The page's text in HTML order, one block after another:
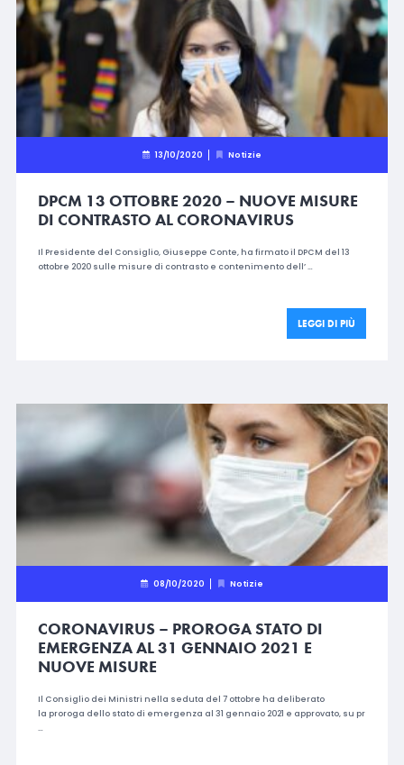
13/10/2020 Notizie
DPCM 13 OTTOBRE 2020 – NUOVE MISURE
DI CONTRASTO AL CORONAVIRUS
Il Presidente del Consiglio, Giuseppe Conte, ha firmato il DPCM del 13
ottobre 2020 sulle misure di contrasto e contenimento dell’ …
LEGGI DI PIÙ
08/10/2020 Notizie
CORONAVIRUS – PROROGA STATO DI
EMERGENZA AL 31 GENNAIO 2021 E
NUOVE MISURE
Il Consiglio dei Ministri nella seduta del 7 ottobre ha deliberato
la proroga dello stato di emergenza al 31 gennaio 2021 e approvato, su pr
…